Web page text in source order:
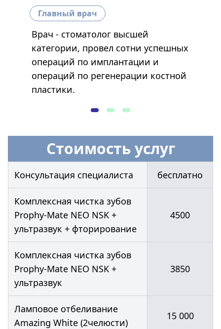
Главный врач
Врач - стоматолог высшей
категории, провел сотни успешных
операций по имплантации и
операций по регенерации костной
пластики.
Стоимость услуг
Консультация специалиста бесплатно
Комплексная чистка зубов
Prophy-Mate NEO NSK +
ультразвук + фторирование
4500
Комплексная чистка зубов
Prophy-Mate NEO NSK +
ультразвук
3850
Ламповое отбеливание
Amazing White (2челюсти)
15 000